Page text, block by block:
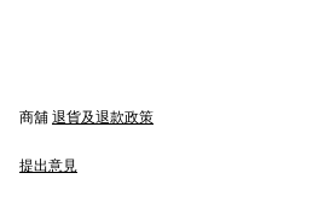
商舖 退貨及退款政策
提出意見